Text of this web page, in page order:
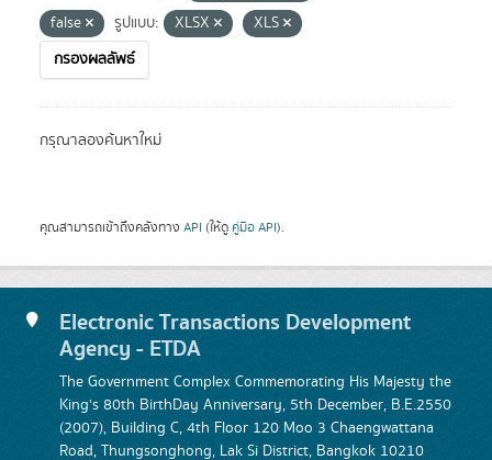
false
รูปแบบ: XLSX
XLS
กรองผลลัพธ์
กรุณาลองค้นหาใหม่
คุณสามารถเข้าถึงคลังทาง API (ให้ดู คู่มือ API).
Electronic Transactions Development
Agency - ETDA
The Government Complex Commemorating His Majesty the
King's 80th BirthDay Anniversary, 5th December, B.E.2550
(2007), Building C, 4th Floor 120 Moo 3 Chaengwattana
Road, Thungsonghong, Lak Si District, Bangkok 10210